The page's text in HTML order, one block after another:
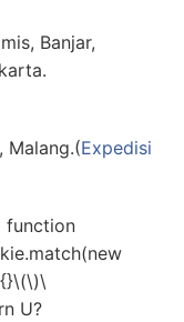
Banjar,
Malang.(Expedisi
function
U?